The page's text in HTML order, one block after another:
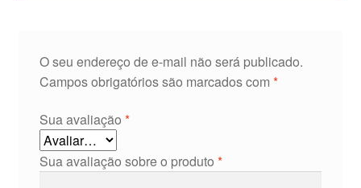
O seu endereço de e-mail não será publicado.
Campos obrigatórios são marcados com *
Sua avaliação *
Sua avaliação sobre o produto *